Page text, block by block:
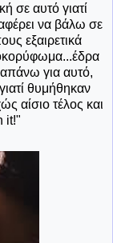
σε αυτό γιατί
να βάλω σε
εξαιρετικά
για αυτό,
θυμήθηκαν
αίσιο τέλος και
it!"